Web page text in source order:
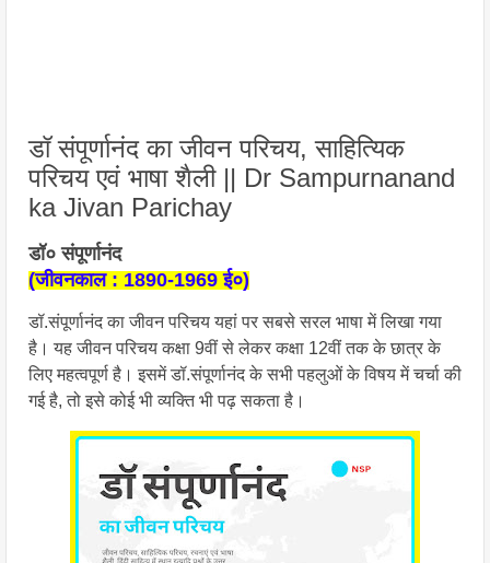
डॉ संपूर्णानंद का जीवन परिचय, साहित्यिक
परिचय एवं भाषा शैली || Dr Sampurnanand
ka Jivan Parichay
डॉ० संपूर्णानंद
(जीवनकाल : 1890-1969 ई०)
डॉ.संपूर्णानंद का जीवन परिचय यहां पर सबसे सरल भाषा में लिखा गया
है। यह जीवन परिचय कक्षा 9वीं से लेकर कक्षा 12वीं तक के छात्र के
लिए महत्वपूर्ण है। इसमें डॉ.संपूर्णानंद के सभी पहलुओं के विषय में चर्चा की
गई है, तो इसे कोई भी व्यक्ति भी पढ़ सकता है।